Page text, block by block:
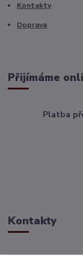
Kontakty
Doprava
Přijímáme
Platba
Kontakty